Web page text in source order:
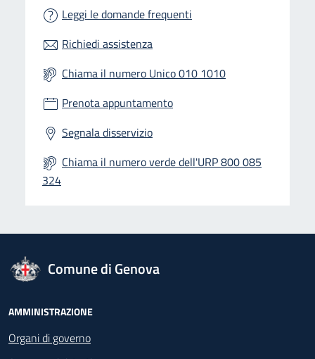
Leggi le domande frequenti
Richiedi assistenza
Chiama il numero Unico 010 1010
Prenota appuntamento
Segnala disservizio
Chiama il numero verde dell'URP 800 085
324
logo Unione Europea
Comune di Genova
Footer - Navigazione
AMMINISTRAZIONE
Organi di governo